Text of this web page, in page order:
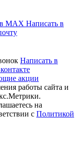
MAX Написать в
Написать в
акции
работы сайта и
на
с Политикой